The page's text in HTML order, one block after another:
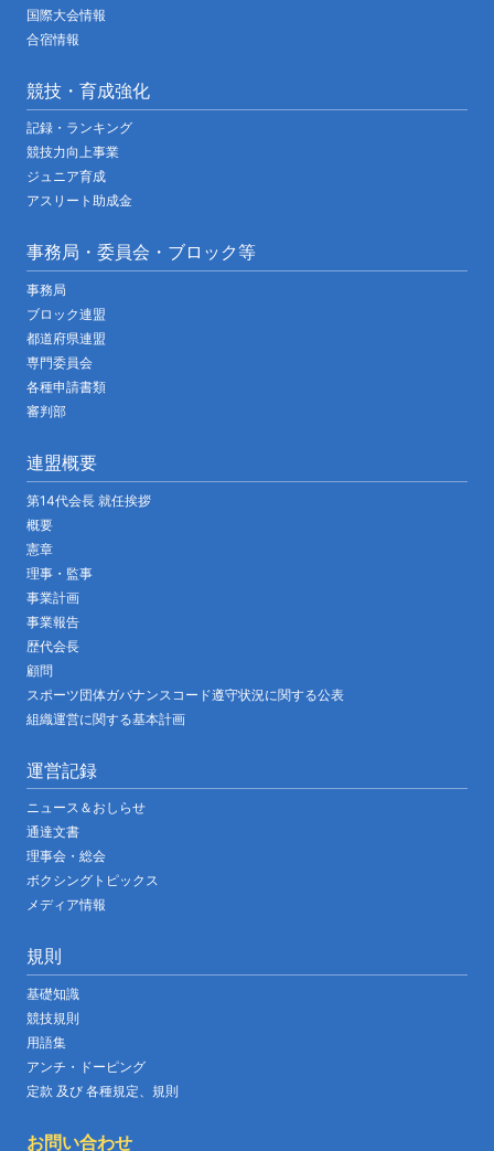
国際大会情報
合宿情報
競技・育成強化
記録・ランキング
競技力向上事業
ジュニア育成
アスリート助成金
事務局・委員会・ブロック等
事務局
ブロック連盟
都道府県連盟
専門委員会
各種申請書類
審判部
連盟概要
第14代会長 就任挨拶
概要
憲章
理事・監事
事業計画
事業報告
歴代会長
顧問
スポーツ団体ガバナンスコード遵守状況に関する公表
組織運営に関する基本計画
運営記録
ニュース＆おしらせ
通達文書
理事会・総会
ボクシングトピックス
メディア情報
規則
基礎知識
競技規則
用語集
アンチ・ドーピング
定款 及び 各種規定、規則
お問い合わせ